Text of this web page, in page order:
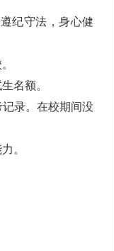
纪守法，身心健
名额。
录。在校期间没
。